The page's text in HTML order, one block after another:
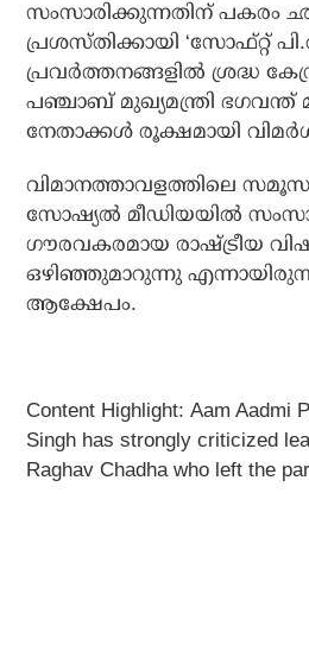
സംസാരിക്കുന്നതിന് പകരം
പ്രശസ്തിക്കായി ‘സോഫ്റ്റ്
പ്രവര്‍ത്തനങ്ങളില്‍ ശ്രദ്ധ
പഞ്ചാബ് മുഖ്യമന്ത്രി ഭഗവന്ത്
നേതാക്കള്‍ രൂക്ഷമായി
വിമാനത്താവളത്തിലെ
സോഷ്യല്‍ മീഡിയയില്‍
ഗൗരവകരമായ രാഷ്ട്രീയ
ഒഴിഞ്ഞുമാറുന്നു
ആക്ഷേപം.
Content Highlight: Aam Aadmi
Singh has strongly criticized
Raghav Chadha who left the